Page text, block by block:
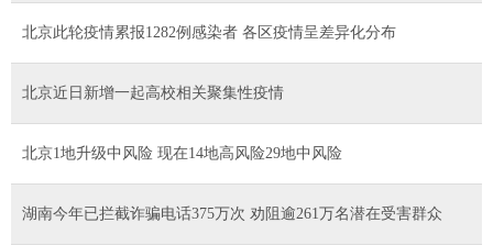
北京此轮疫情累报1282例感染者 各区疫情呈差异化分布
北京近日新增一起高校相关聚集性疫情
北京1地升级中风险 现在14地高风险29地中风险
湖南今年已拦截诈骗电话375万次 劝阻逾261万名潜在受害群众